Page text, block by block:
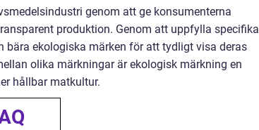
genom att ge konsumenterna
produktion. Genom att uppfylla specifika
bära ekologiska märken för att tydligt visa deras
olika märkningar är ekologisk märkning en
hållbar matkultur.